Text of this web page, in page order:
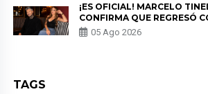
¡ES OFICIAL! MARCELO
CONFIRMA QUE REGRESÓ
MILETT FIGUEROA: “EL AMOR
PUDO MÁS”
05 Ago 2026
TAGS